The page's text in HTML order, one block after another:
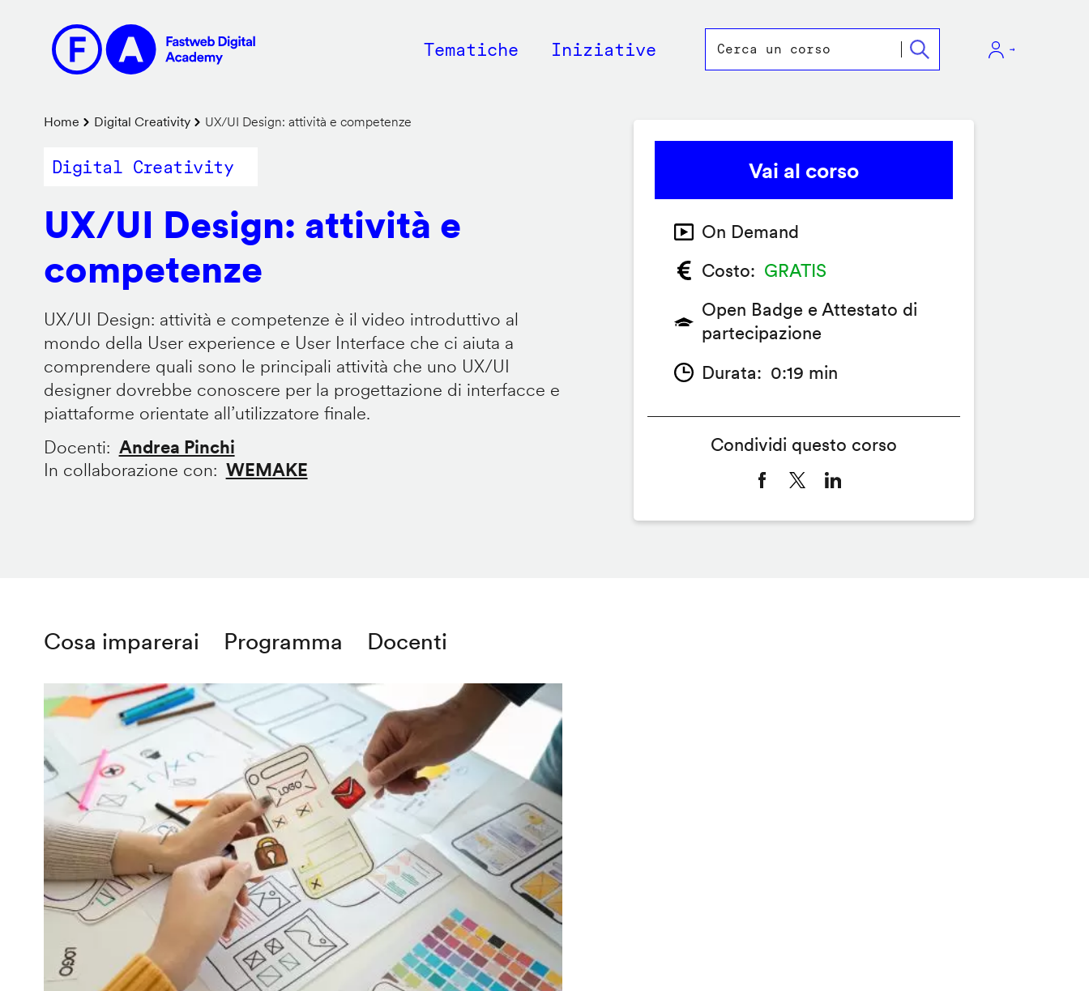
contenuto
principale
Main
Tematiche Iniziative
Briciole
di
Home Digital Creativity UX/UI Design: attività e competenze
Digital Creativity
UX/UI Design: attività e
competenze
UX/UI Design: attività e competenze è il video introduttivo al
mondo della User experience e User Interface che ci aiuta a
comprendere quali sono le principali attività che uno UX/UI
designer dovrebbe conoscere per la progettazione di interfacce e
piattaforme orientate all’utilizzatore finale.
Docenti
Andrea Pinchi
In collaborazione con
WEMAKE
Cosa imparerai Programma Docenti
Vai al corso
On Demand
Costo
GRATIS
Open Badge e Attestato di
partecipazione
Durata
0:19 min
Condividi questo corso